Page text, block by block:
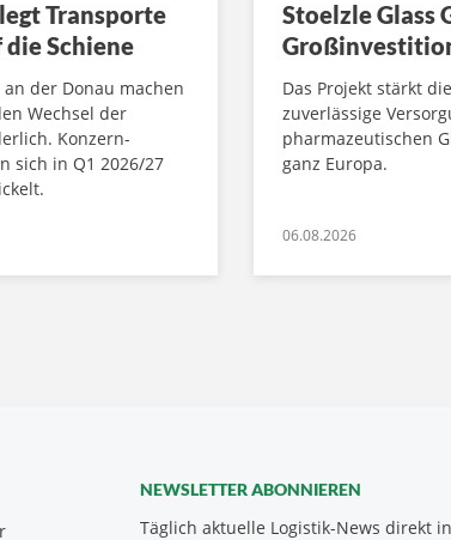
Transporte
die Schiene
der Donau machen
Wechsel der
Konzern-
sich in Q1 2026/27
Stoelzle Glass
Das Projekt stärkt
zuverlässige
pharmazeutischen
ganz Europa.
06.08.2026
NEWSLETTER ABONNIEREN
Täglich aktuelle Logistik-News direkt